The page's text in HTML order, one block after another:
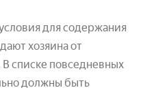
для содержания
хозяина от
В списке повседневных
должны быть